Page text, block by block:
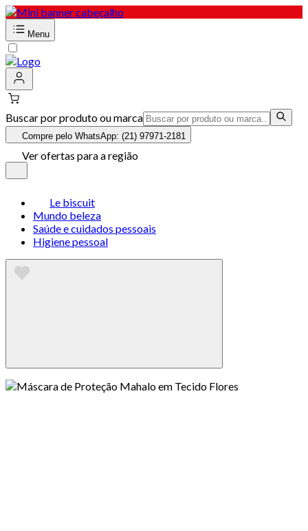
Menu
Buscar por produto ou marca
Compre pelo WhatsApp: (21) 97971-2181
Ver ofertas para a região
Le biscuit
Mundo beleza
Saúde e cuidados pessoais
Higiene pessoal